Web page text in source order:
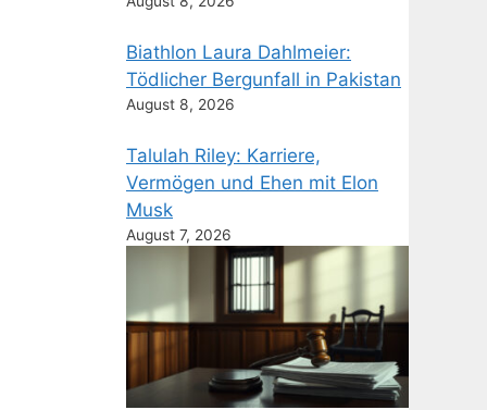
Biathlon Laura Dahlmeier:
Tödlicher Bergunfall in Pakistan
August 8, 2026
Talulah Riley: Karriere,
Vermögen und Ehen mit Elon
Musk
August 7, 2026